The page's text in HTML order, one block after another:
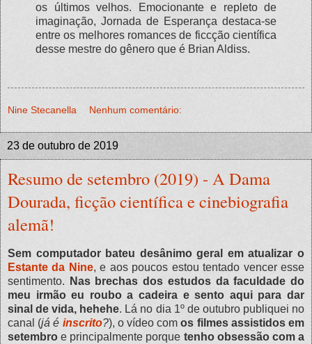
os últimos velhos. Emocionante e repleto de
imaginação, Jornada de Esperança destaca-se
entre os melhores romances de ficcção científica
desse mestre do gênero que é Brian Aldiss.
Nine Stecanella Nenhum comentário:
23 de outubro de 2019
Resumo de setembro (2019) - A Dama
Dourada, ficção científica e cinebiografia
alemã!
Sem computador bateu desânimo geral em atualizar o
Estante da Nine, e aos poucos estou tentado vencer esse
sentimento.
Nas brechas dos estudos da faculdade do
meu irmão eu roubo a cadeira e sento aqui para dar
sinal de vida, hehehe. Lá no dia 1º de outubro publiquei no
canal (já é inscrito?), o vídeo comos filmes assistidos em
setembro e principalmente porque tenho obsessão com a